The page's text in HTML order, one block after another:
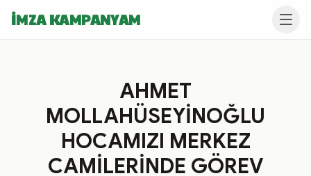
İMZA KAMPANYAM
AHMET
MOLLAHÜSEYİNOĞLU
HOCAMIZI MERKEZ
CAMİLERİNDE GÖREV